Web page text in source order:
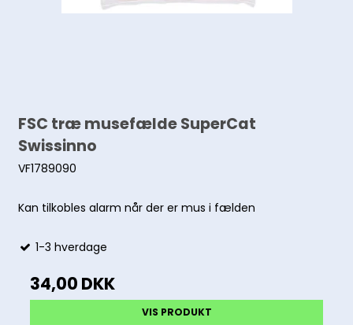
FSC træ musefælde SuperCat
Swissinno
VF1789090
Kan tilkobles alarm når der er mus i fælden
1-3 hverdage
34,00 DKK
VIS PRODUKT